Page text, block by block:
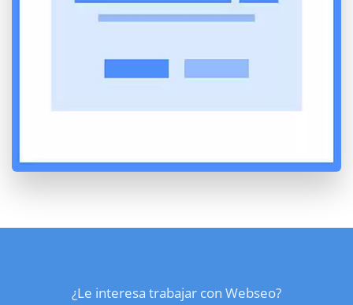
¿Le interesa trabajar con Webseo?